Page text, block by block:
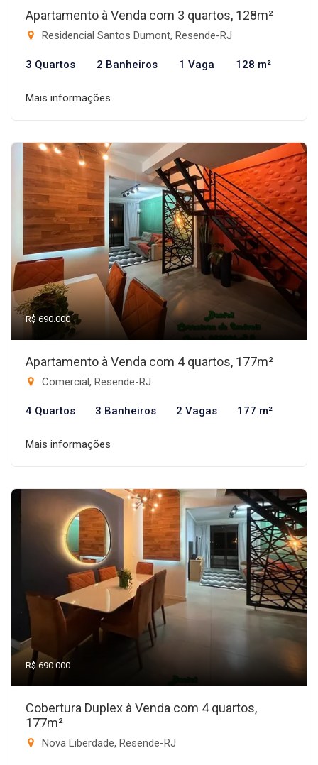
Apartamento à Venda com 3 quartos, 128m²
Residencial Santos Dumont, Resende-RJ
3 Quartos 2 Banheiros 1 Vaga 128 m²
Mais informações
R$ 690.000
Apartamento à Venda com 4 quartos, 177m²
Comercial, Resende-RJ
4 Quartos 3 Banheiros 2 Vagas 177 m²
Mais informações
R$ 690.000
Cobertura Duplex à Venda com 4 quartos,
177m²
Nova Liberdade, Resende-RJ